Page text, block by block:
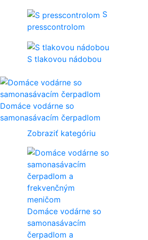
S
presscontrolom
S tlakovou nádobou
Domáce vodárne so
samonasávacím čerpadlom
Zobraziť kategóriu
Domáce vodárne so
samonasávacím
čerpadlom a